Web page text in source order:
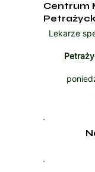
Centrum
Lekarze